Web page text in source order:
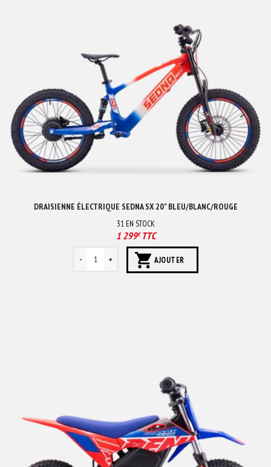
DRAISIENNE ÉLECTRIQUE SEDNA SX 20" BLEU/BLANC/ROUGE
31EN STOCK
1 299€TTC
AJOUTER